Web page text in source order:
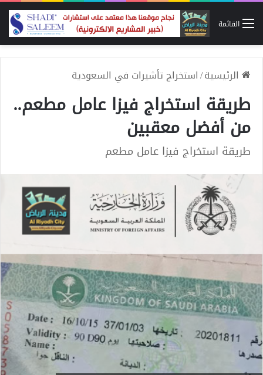
القائمة
الرئيسية/استخراج تأشيرات في السعودية
طريقة استخراج فيزا عامل مطعم..
من أفضل معقبين
طريقة استخراج فيزا عامل مطعم